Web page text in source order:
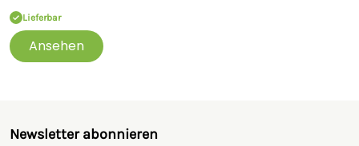
Lieferbar
Ansehen
Newsletter abonnieren